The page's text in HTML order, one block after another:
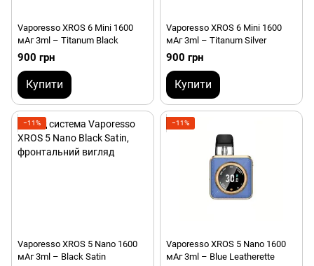
Vaporesso XROS 6 Mini 1600
мАг 3ml – Titanum Black
900 грн
Купити
Vaporesso XROS 6 Mini 1600
мАг 3ml – Titanum Silver
900 грн
Купити
−11%
Vaporesso XROS 5 Nano 1600
мАг 3ml – Black Satin
−11%
Vaporesso XROS 5 Nano 1600
мАг 3ml – Blue Leatherette